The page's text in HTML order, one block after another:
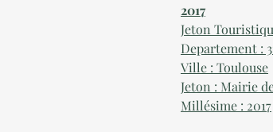
2017
Jeton
Departement :
Ville : Toulouse
Jeton : Mairie
Millésime : 2017